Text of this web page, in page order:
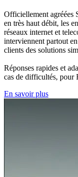
Officiellement agréées
en très haut débit, les
réseaux internet et
interviennent partout
clients des solutions
Réponses rapides et
cas de difficultés,
En savoir plus